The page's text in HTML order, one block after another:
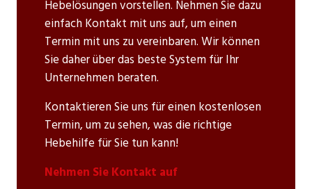
Hebelösungen vorstellen. Nehmen Sie dazu
einfach Kontakt mit uns auf, um einen
Termin mit uns zu vereinbaren. Wir können
Sie daher über das beste System für Ihr
Unternehmen beraten.
Kontaktieren Sie uns für einen kostenlosen
Termin, um zu sehen, was die richtige
Hebehilfe für Sie tun kann!
Nehmen Sie Kontakt auf